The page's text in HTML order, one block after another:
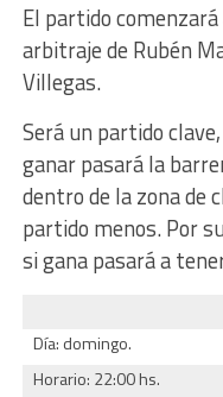
El partido
arbitraje de Rubén
Villegas.
Será un partido
ganar pasará la
dentro de la zona de
partido menos. Por
si gana pasará a
Día: domingo.
Horario: 22:00 hs.